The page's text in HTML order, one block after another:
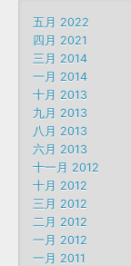
五月 2022
四月 2021
三月 2014
一月 2014
十月 2013
九月 2013
八月 2013
六月 2013
十一月 2012
十月 2012
三月 2012
二月 2012
一月 2012
一月 2011